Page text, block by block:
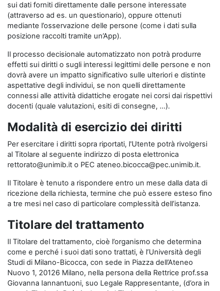
sui dati forniti direttamente dalle persone interessate
(attraverso ad es. un questionario), oppure ottenuti
mediante l’osservazione delle persone (come i dati sulla
posizione raccolti tramite un’App).
Il processo decisionale automatizzato non potrà produrre
effetti sui diritti o sugli interessi legittimi delle persone e non
dovrà avere un impatto significativo sulle ulteriori e distinte
aspettative degli individui, se non quelli direttamente
connessi alle attività didattiche erogate nei corsi dai rispettivi
docenti (quale valutazioni, esiti di consegne, …).
Modalità di esercizio dei diritti
Per esercitare i diritti sopra riportati, l'Utente potrà rivolgersi
al Titolare al seguente indirizzo di posta elettronica
rettorato@unimib.it o PEC ateneo.bicocca@pec.unimib.it.
Il Titolare è tenuto a rispondere entro un mese dalla data di
ricezione della richiesta, termine che può essere esteso fino
a tre mesi nel caso di particolare complessità dell’istanza.
Titolare del trattamento
Il Titolare del trattamento, cioè l’organismo che determina
come e perché i suoi dati sono trattati, è l’Università degli
Studi di Milano-Bicocca, con sede in Piazza dell’Ateneo
Nuovo 1, 20126 Milano, nella persona della Rettrice prof.ssa
Giovanna Iannantuoni, suo Legale Rappresentante, (d’ora in